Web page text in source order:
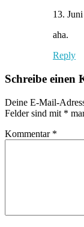
13.
aha.
Reply
Schreibe einen
Deine E-Mail-
Felder sind mit *
Kommentar *